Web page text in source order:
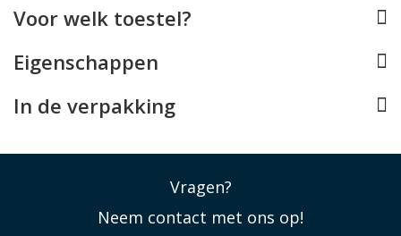
Voor welk toestel?
Eigenschappen
In de verpakking
Vragen?
Neem contact met ons op!